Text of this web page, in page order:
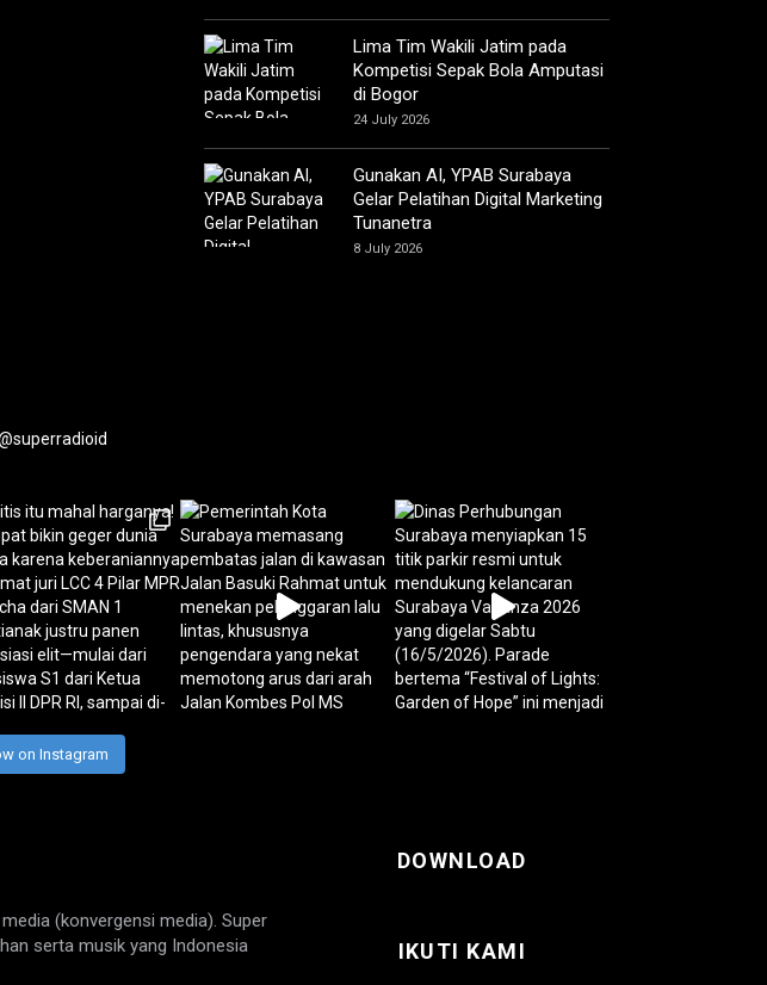
Lima Tim Wakili Jatim pada
Kompetisi Sepak Bola Amputasi
di Bogor
24 July 2026
Gunakan AI, YPAB Surabaya
Gelar Pelatihan Digital Marketing
Tunanetra
8 July 2026
on Instagram
(konvergensi media). Super
serta musik yang Indonesia
DOWNLOAD
IKUTI KAMI